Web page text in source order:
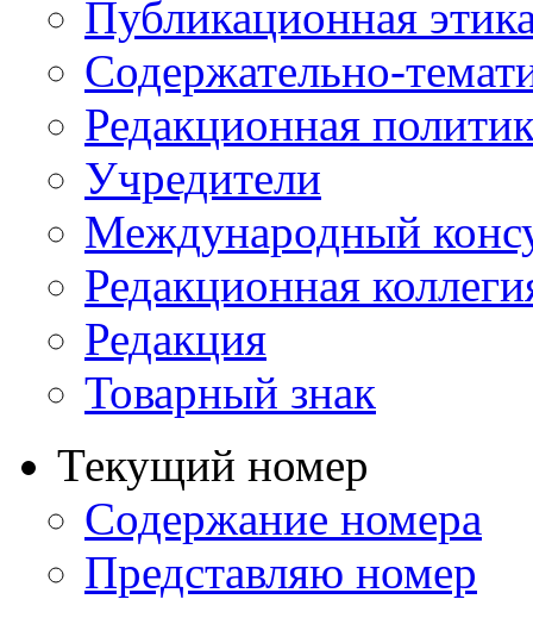
Публикационная
Содержательно-
Редакционная
Учредители
Международный
Редакционная
Редакция
Товарный знак
Текущий номер
Содержание номера
Представляю номер